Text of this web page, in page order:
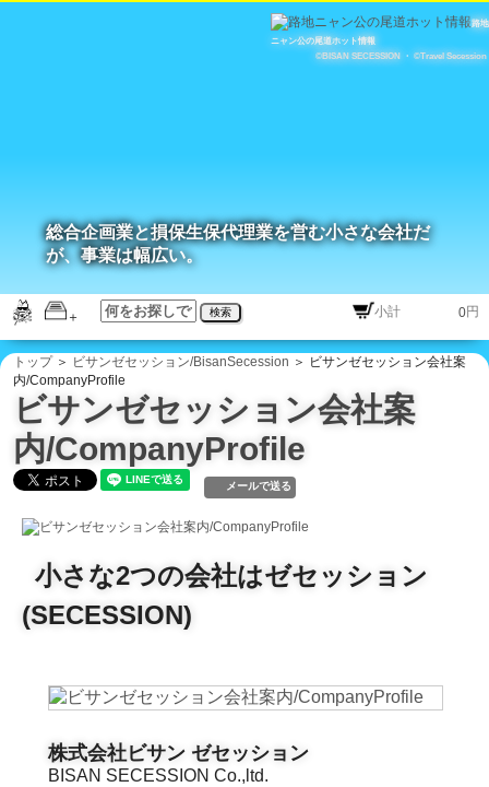
路地
ニャン公の尾道ホット情報
©BISAN SECESSION
・ ©Travel Secession
検索 円
総合企画業と損保生保代理業を営む小さな会社だ
が、事業は幅広い。
トップ＞ ビサンゼセッション/BisanSecession ＞ ビサンゼセッション会社案
内/CompanyProfile
ビサンゼセッション会社案
内/CompanyProfile
メールで送る
小さな2つの会社はゼセッション
(SECESSION)
株式会社ビサン ゼセッション
BISAN SECESSION Co.,ltd.